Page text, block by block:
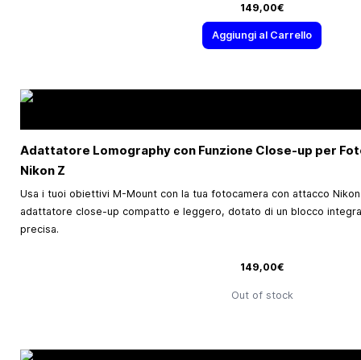
149,00€
Aggiungi al Carrello
Adattatore Lomography con Funzione Close-up per
Nikon Z
Usa i tuoi obiettivi M-Mount con la tua fotocamera con attacco
adattatore close-up compatto e leggero, dotato di un blocco
precisa.
149,00€
Out of stock